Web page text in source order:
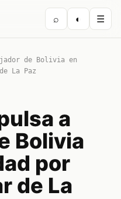
⌕ ◐ ☰
de Bolivia en
La Paz
a
Bolivia
por
de La